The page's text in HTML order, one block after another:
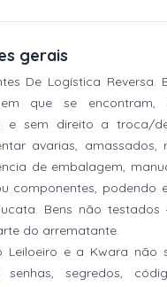
gerais
De Logística
em que se
e sem direito a troca/
avarias, amassados,
de embalagem,
componentes, podendo
Bens não testados
do arrematante.
Leiloeiro e a Kwara não
senhas, segredos,